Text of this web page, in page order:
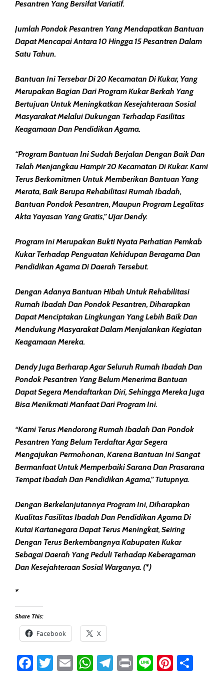
Pesantren Yang Bersifat Variatif.
Jumlah Pondok Pesantren Yang Mendapatkan Bantuan
Dapat Mencapai Antara 10 Hingga 15 Pesantren Dalam
Satu Tahun.
Bantuan Ini Tersebar Di 20 Kecamatan Di Kukar, Yang
Merupakan Bagian Dari Program Kukar Berkah Yang
Bertujuan Untuk Meningkatkan Kesejahteraan Sosial
Masyarakat Melalui Dukungan Terhadap Fasilitas
Keagamaan Dan Pendidikan Agama.
“Program Bantuan Ini Sudah Berjalan Dengan Baik Dan
Telah Menjangkau Hampir 20 Kecamatan Di Kukar. Kami
Terus Berkomitmen Untuk Memberikan Bantuan Yang
Merata, Baik Berupa Rehabilitasi Rumah Ibadah,
Bantuan Pondok Pesantren, Maupun Program Legalitas
Akta Yayasan Yang Gratis,” Ujar Dendy.
Program Ini Merupakan Bukti Nyata Perhatian Pemkab
Kukar Terhadap Penguatan Kehidupan Beragama Dan
Pendidikan Agama Di Daerah Tersebut.
Dengan Adanya Bantuan Hibah Untuk Rehabilitasi
Rumah Ibadah Dan Pondok Pesantren, Diharapkan
Dapat Menciptakan Lingkungan Yang Lebih Baik Dan
Mendukung Masyarakat Dalam Menjalankan Kegiatan
Keagamaan Mereka.
Dendy Juga Berharap Agar Seluruh Rumah Ibadah Dan
Pondok Pesantren Yang Belum Menerima Bantuan
Dapat Segera Mendaftarkan Diri, Sehingga Mereka Juga
Bisa Menikmati Manfaat Dari Program Ini.
“Kami Terus Mendorong Rumah Ibadah Dan Pondok
Pesantren Yang Belum Terdaftar Agar Segera
Mengajukan Permohonan, Karena Bantuan Ini Sangat
Bermanfaat Untuk Memperbaiki Sarana Dan Prasarana
Tempat Ibadah Dan Pendidikan Agama,” Tutupnya.
Dengan Berkelanjutannya Program Ini, Diharapkan
Kualitas Fasilitas Ibadah Dan Pendidikan Agama Di
Kutai Kartanegara Dapat Terus Meningkat, Seiring
Dengan Terus Berkembangnya Kabupaten Kukar
Sebagai Daerah Yang Peduli Terhadap Keberagaman
Dan Kesejahteraan Sosial Warganya. (*)
*
Share This:
Facebook X
Facebook
Twitter
EmailWhatsApp
Telegram
PrintLine